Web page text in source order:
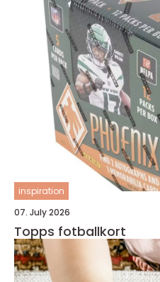
inspiration
07. July 2026
Topps fotballkort